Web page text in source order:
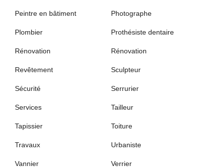
Peintre en bâtiment Photographe
Plombier Prothésiste dentaire
Rénovation Rénovation
Revêtement Sculpteur
Sécurité Serrurier
Services Tailleur
Tapissier Toiture
Travaux Urbaniste
Vannier Verrier